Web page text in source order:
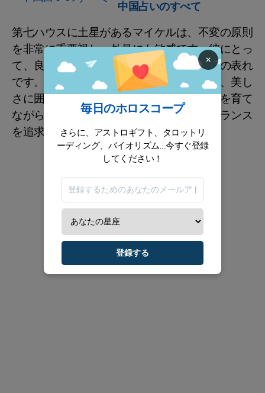
中国占いのすべて
第七ハウスに土星があるマイケルは、不変の原則
を非常に重要視し、外見にも敏感です。彼にとっ
て、良い印象を与えることは親切さと敬意の表れ
です。彼は調和のとれた環境の中で活躍し、美し
さに囲まれ、相互の親和性に基づいた関係を育て
ながら、すべての状況において公正さとバランス
を追求しています。
×
毎日のホロスコープ
さらに、アストロギフト、タロットリ
ーディング、バイオリズム...今すぐ登録
してください！
登録する